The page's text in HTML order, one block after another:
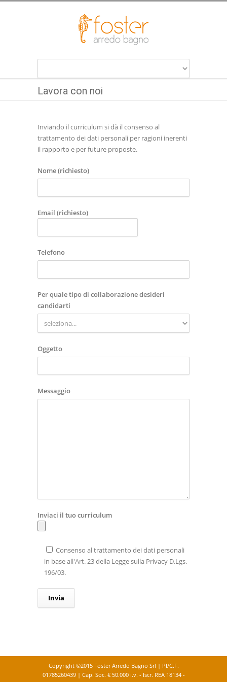
Lavora con noi
Inviando il curriculum si dà il consenso al
trattamento dei dati personali per ragioni inerenti
il rapporto e per future proposte.
Nome (richiesto)
Email (richiesto)
Telefono
Per quale tipo di collaborazione desideri
candidarti
Oggetto
Messaggio
Inviaci il tuo curriculum
Consenso al trattamento dei dati personali
in base all'Art. 23 della Legge sulla Privacy D.Lgs.
196/03.
Copyright ©2015 Foster Arredo Bagno Srl | PI/C.F.
01785260439 | Cap. Soc. € 50.000 i.v. - Iscr. REA 18134 -